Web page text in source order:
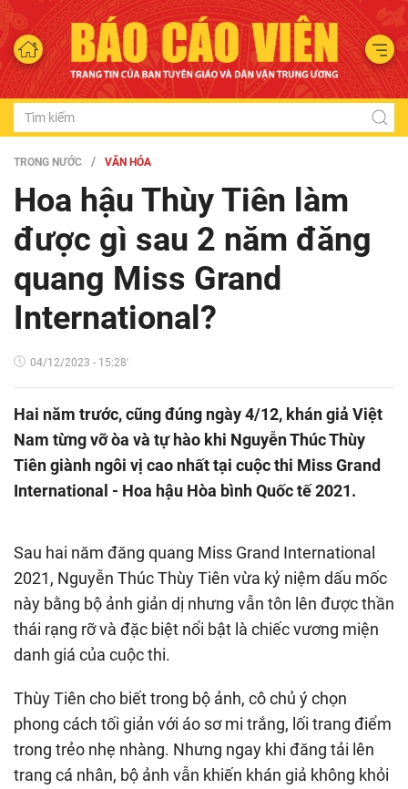
TRONG NƯỚC VĂN HÓA
Hoa hậu Thùy Tiên làm
được gì sau 2 năm đăng
quang Miss Grand
International?
04/12/2023 - 15:28'
Hai năm trước, cũng đúng ngày 4/12, khán giả Việt
Nam từng vỡ òa và tự hào khi Nguyễn Thúc Thùy
Tiên giành ngôi vị cao nhất tại cuộc thi Miss Grand
International - Hoa hậu Hòa bình Quốc tế 2021.
Sau hai năm đăng quang Miss Grand International
2021, Nguyễn Thúc Thùy Tiên vừa kỷ niệm dấu mốc
này bằng bộ ảnh giản dị nhưng vẫn tôn lên được thần
thái rạng rỡ và đặc biệt nổi bật là chiếc vương miện
danh giá của cuộc thi.
Thùy Tiên cho biết trong bộ ảnh, cô chủ ý chọn
phong cách tối giản với áo sơ mi trắng, lối trang điểm
trong trẻo nhẹ nhàng. Nhưng ngay khi đăng tải lên
trang cá nhân, bộ ảnh vẫn khiến khán giả không khỏi